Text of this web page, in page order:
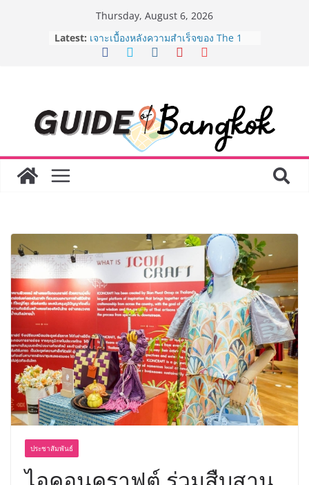
Thursday, August 6, 2026
Latest: ครั้งแรกของไทย ส่งอุปกรณ์วิทยาศาสตร์
“CE-7 MATCH” ฝีมือคนไทย ร่วมภารกิจ
Phenomenon ของไทย เมื่อ
Experience-driven Loyalty พลิก
“ประสบการณ์” สู่แรงขับเคลื่อนการใช้
จ่าย ผสาน Ecosystem ที่แข็งแกร่งของ
กลุ่มเซ็นทรัล สร้างยอดขายสูงสุดในรอบ
Green Tourism Plan 2030
BEDO เดินหน้าจัดกิจกรรมเจรจาธุรกิจ
“BIO TRADE CONNECT 2026” ยก
ระดับผลิตภัณฑ์ท้องถิ่นสู่ตลาดเชิง
พาณิชย์อย่างยั่งยืน
“ตลาดดอกไม้สี่มุมเมือง” ศูนย์รวมดอกไม้
สด ดอกไม้ประดิษฐ์ พวงมาลัย และสังฆ
ภัณฑ์ครบวงจร ขอเชิญเลือกซื้อมาลัย
และของขวัญต้อนรับวันแม่ เปิดให้
บริการทุกวันตลอด 24 ชั่วโมง
ประชาสัมพันธ์